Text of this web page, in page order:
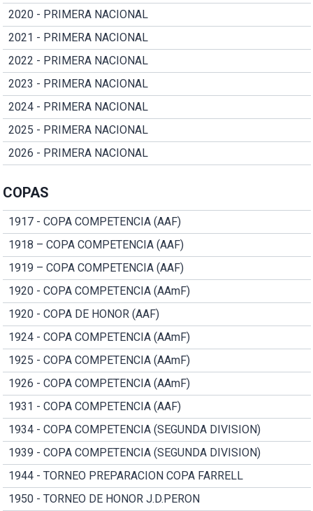
2020 - PRIMERA NACIONAL
2021 - PRIMERA NACIONAL
2022 - PRIMERA NACIONAL
2023 - PRIMERA NACIONAL
2024 - PRIMERA NACIONAL
2025 - PRIMERA NACIONAL
2026 - PRIMERA NACIONAL
COPAS
1917 - COPA COMPETENCIA (AAF)
1918 – COPA COMPETENCIA (AAF)
1919 – COPA COMPETENCIA (AAF)
1920 - COPA COMPETENCIA (AAmF)
1920 - COPA DE HONOR (AAF)
1924 - COPA COMPETENCIA (AAmF)
1925 - COPA COMPETENCIA (AAmF)
1926 - COPA COMPETENCIA (AAmF)
1931 - COPA COMPETENCIA (AAF)
1934 - COPA COMPETENCIA (SEGUNDA DIVISION)
1939 - COPA COMPETENCIA (SEGUNDA DIVISION)
1944 - TORNEO PREPARACION COPA FARRELL
1950 - TORNEO DE HONOR J.D.PERON